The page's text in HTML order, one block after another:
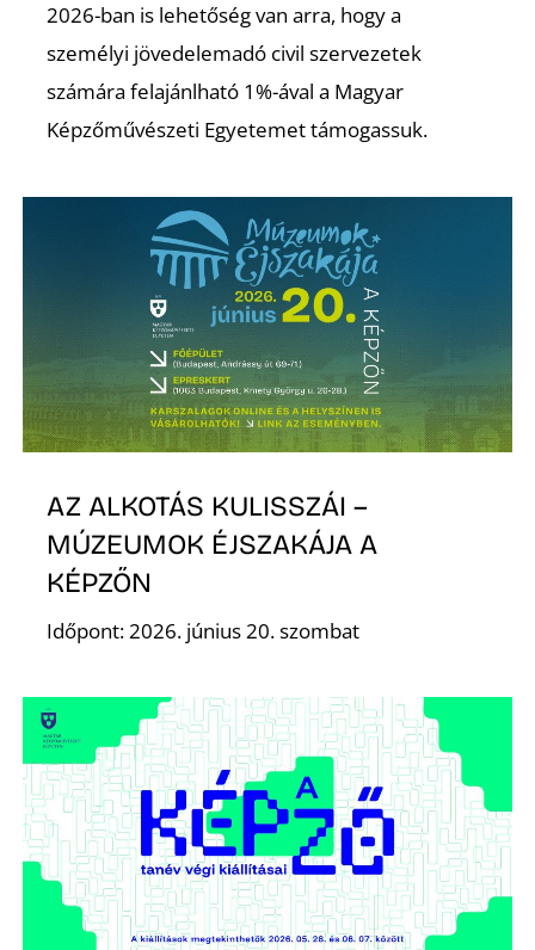
2026-ban is lehetőség van arra, hogy a
személyi jövedelemadó civil szervezetek
számára felajánlható 1%-ával a Magyar
Képzőművészeti Egyetemet támogassuk.
AZ ALKOTÁS KULISSZÁI –
MÚZEUMOK ÉJSZAKÁJA A
KÉPZŐN
Időpont: 2026. június 20. szombat